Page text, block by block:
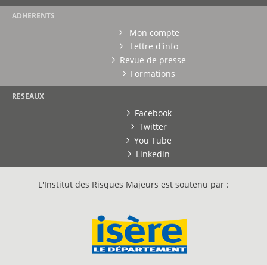
ADHERENTS
Mon compte
Lettre d'info
Revue de presse
Formations
RESEAUX
Facebook
Twitter
You Tube
Linkedin
L'Institut des Risques Majeurs est soutenu par :